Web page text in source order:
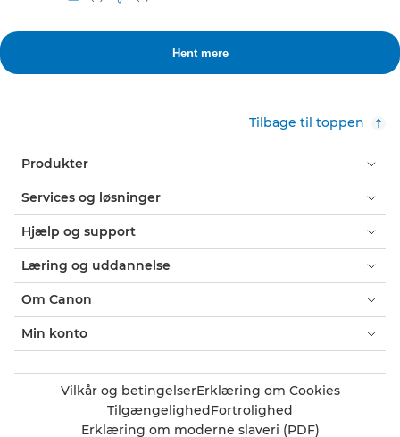
Tilbage til toppen
Produkter
Services og løsninger
Hjælp og support
Læring og uddannelse
Om Canon
Min konto
Vilkår og betingelserErklæring om Cookies
TilgængelighedFortrolighed
Erklæring om moderne slaveri (PDF)